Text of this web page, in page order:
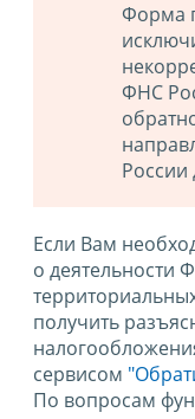
Форма
ФНС
России
Если Вам
о деятельности
получить
сервисом
По вопросам